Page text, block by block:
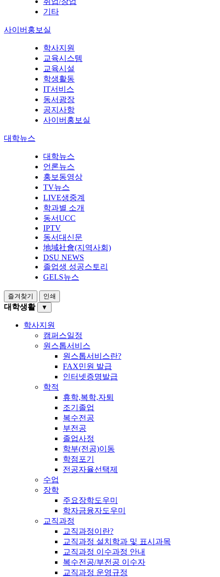
기타
사이버홍보실
학사지원
교육시스템
교육시설
학생활동
IT서비스
동서광장
공지사항
사이버홍보실
대학뉴스
대학뉴스
언론뉴스
홍보동영상
TV뉴스
LIVE생중계
학과별 소개
동서UCC
IPTV
동서대신문
地域社會(지역사회)
DSU NEWS
졸업생 성공스토리
GELS뉴스
즐겨찾기 인쇄
대학생활 ▼
학사지원
캠퍼스일정
원스톱서비스
원스톱서비스란?
FAX민원 발급
인터넷증명발급
학적
휴학,복학,자퇴
조기졸업
복수전공
부전공
졸업사정
학부(전공)이동
학점포기
전공자율선택제
수업
장학
주요장학도우미
학자금융자도우미
교직과정
교직과정이란?
교직과정 설치학과 및 표시과목
교직과정 이수과정 안내
복수전공/부전공 이수자
교직과정 운영규정